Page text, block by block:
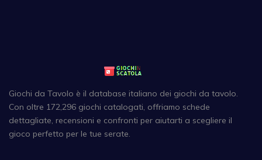
Giochi da Tavolo è il database italiano dei giochi da tavolo.
Con oltre 172,296 giochi catalogati, offriamo schede
dettagliate, recensioni e confronti per aiutarti a scegliere il
gioco perfetto per le tue serate.